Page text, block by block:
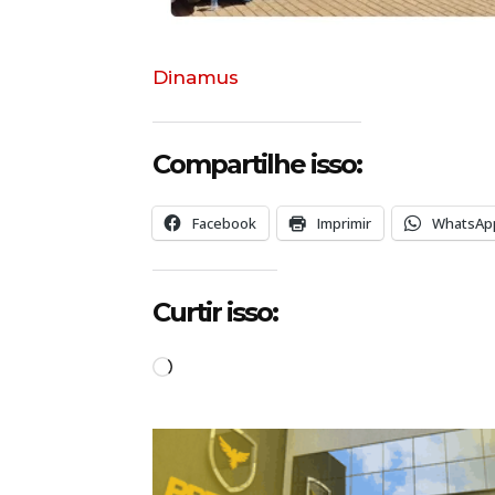
Dinamus
Compartilhe isso:
Facebook Imprimir
Curtir isso:
C
r